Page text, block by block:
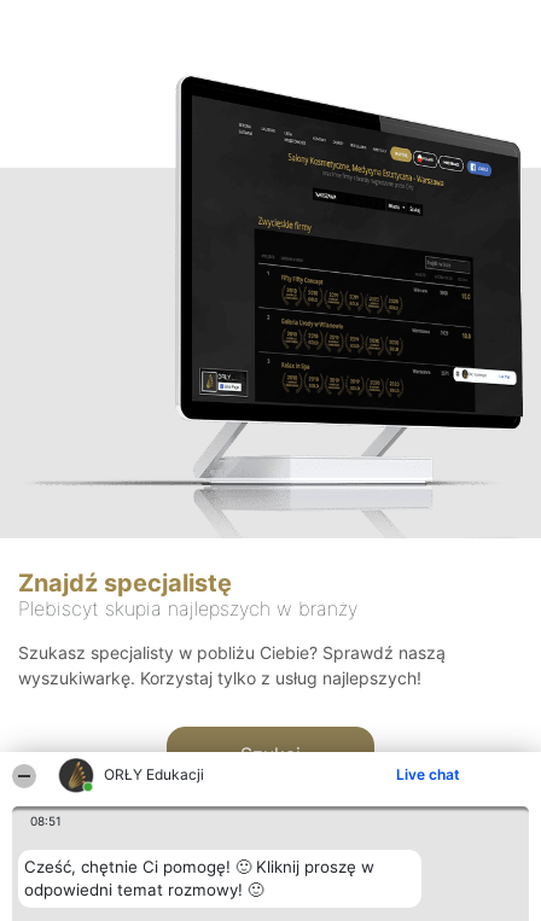
ORŁY Edukacji Live chat
08:51
Cześć, chętnie Ci pomogę! 🙂 Kliknij proszę w
odpowiedni temat rozmowy! 🙂
Znajdź specjalistę
Plebiscyt skupia najlepszych w branży
Szukasz specjalisty w pobliżu Ciebie? Sprawdź naszą
wyszukiwarkę. Korzystaj tylko z usług najlepszych!
Szukaj